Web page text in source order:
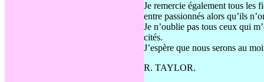
Je remercie également tous les
entre passionnés alors qu’ils
Je n’oublie pas tous ceux qui
cités.
J’espère que nous serons au
R. TAYLOR.